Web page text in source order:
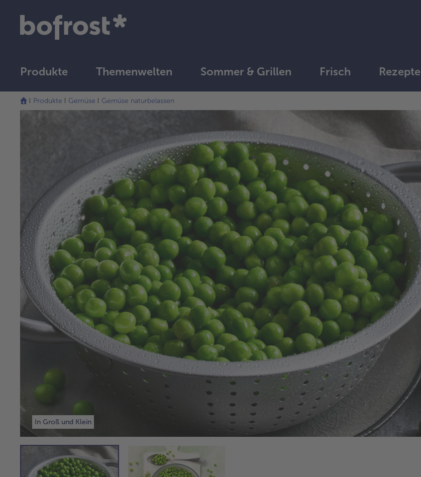
Produkte Themenwelten Sommer & Grillen Frisch Rezepte
Produkte Gemüse Gemüse naturbelassen
In Groß und Klein